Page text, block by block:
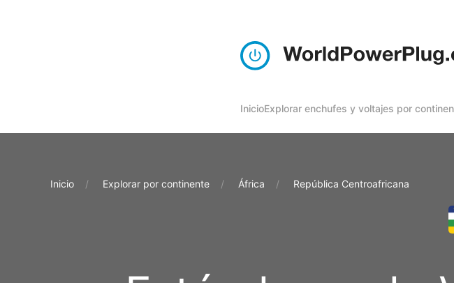
InicioExplorar enchufes y voltajes por
Inicio Explorar por continente África República Centroafricana